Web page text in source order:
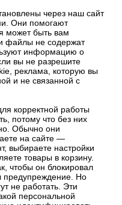
через наш сайт
Они помогают
может быть вам
файлы не содержат
информацию о
вы не разрешите
реклама, которую вы
и не связанной с
корректной работы
потому что без них
Обычно они
на сайте —
выбираете настройки
товары в корзину.
чтобы он блокировал
предупреждение. Но
не работать. Эти
персональной